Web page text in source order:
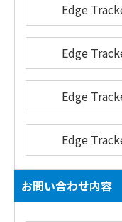
Edge
Edge
Edge
Edge
お問い合わせ内容